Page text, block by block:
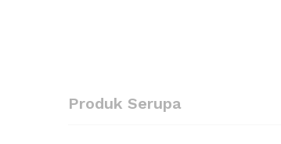
Produk Serupa